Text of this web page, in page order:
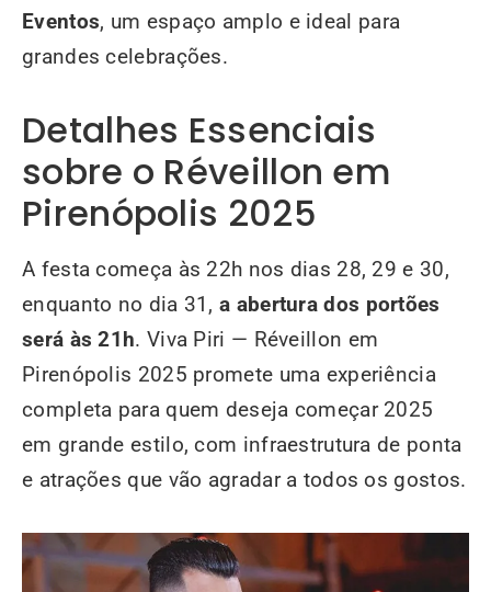
Eventos, um espaço amplo e ideal para
grandes celebrações.
Detalhes Essenciais
sobre o Réveillon em
Pirenópolis 2025
A festa começa às 22h nos dias 28, 29 e 30,
enquanto no dia 31,a abertura dos portões
será às 21h. Viva Piri — Réveillon em
Pirenópolis 2025 promete uma experiência
completa para quem deseja começar 2025
em grande estilo, com infraestrutura de ponta
e atrações que vão agradar a todos os gostos.